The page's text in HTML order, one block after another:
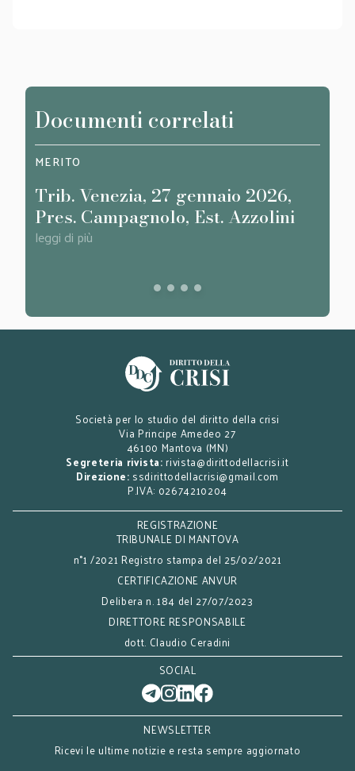
Documenti correlati
MERITO
Trib. Venezia, 27 gennaio 2026,
Pres. Campagnolo, Est. Azzolini
leggi di più
Società per lo studio del diritto della crisi
Via Principe Amedeo 27
46100 Mantova (MN)
Segreteria rivista: rivista@dirittodellacrisi.it
Direzione: ssdirittodellacrisi@gmail.com
P.IVA: 02674210204
REGISTRAZIONE
TRIBUNALE DI MANTOVA
n°1 /2021 Registro stampa del 25/02/2021
CERTIFICAZIONE ANVUR
Delibera n. 184 del 27/07/2023
DIRETTORE RESPONSABILE
dott. Claudio Ceradini
SOCIAL
NEWSLETTER
Ricevi le ultime notizie e resta sempre aggiornato